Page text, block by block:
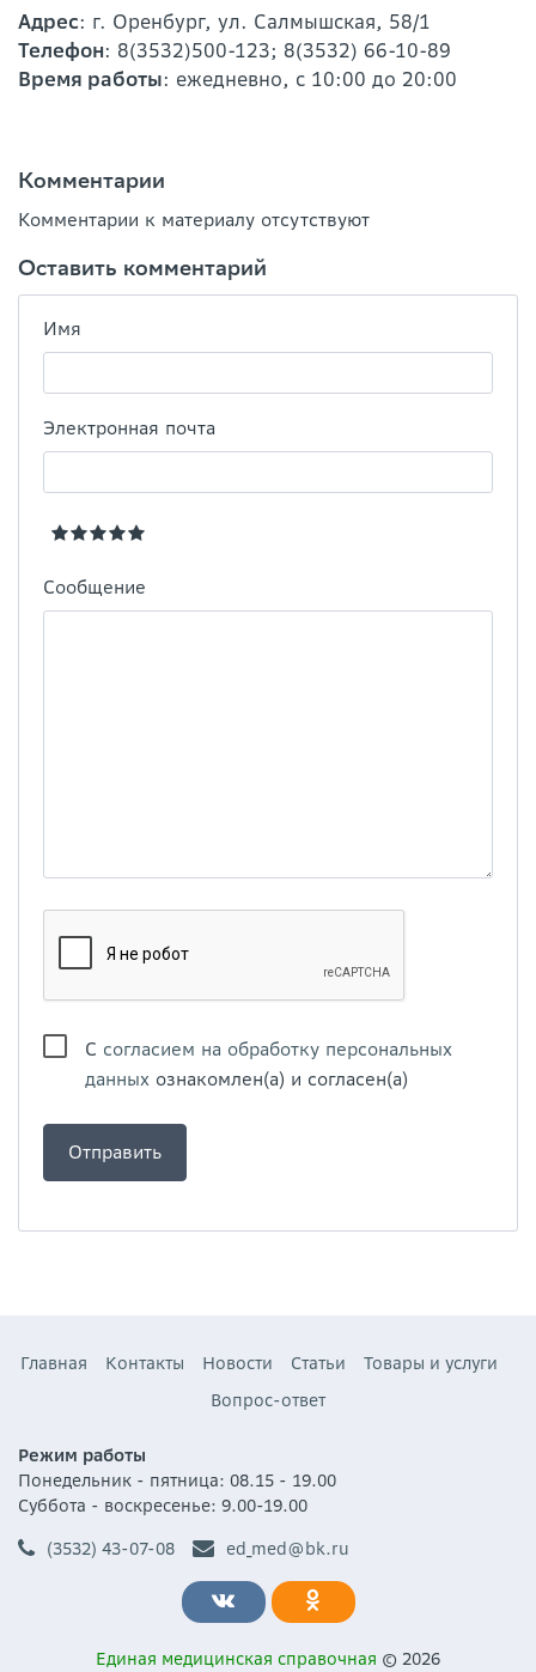
Адрес: г. Оренбург, ул. Салмышская, 58/1
Телефон: 8(3532)500-123; 8(3532) 66-10-89
Время работы: ежедневно, с 10:00 до 20:00
Комментарии
Комментарии к материалу отсутствуют
Оставить комментарий
Имя
Электронная почта
Сообщение
С согласием на обработку персональных
данных ознакомлен(а) и согласен(а)
Главная Контакты Новости Статьи
Товары и услуги
Вопрос-ответ
Режим работы
Понедельник - пятница: 08.15 - 19.00
Суббота - воскресенье: 9.00-19.00
(3532) 43-07-08
ed_med@bk.ru
Единая медицинская справочная © 2026